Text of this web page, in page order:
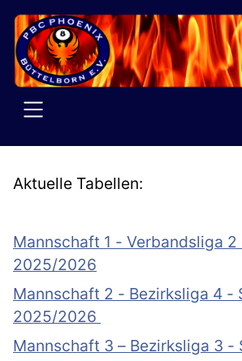
SKIP TO MAIN CONTENT
Aktuelle Tabellen:
Mannschaft 1 - Verbandsliga 2
2025/2026
Mannschaft 2 - Bezirksliga 4 -
2025/2026
Mannschaft 3 – Bezirksliga 3 -